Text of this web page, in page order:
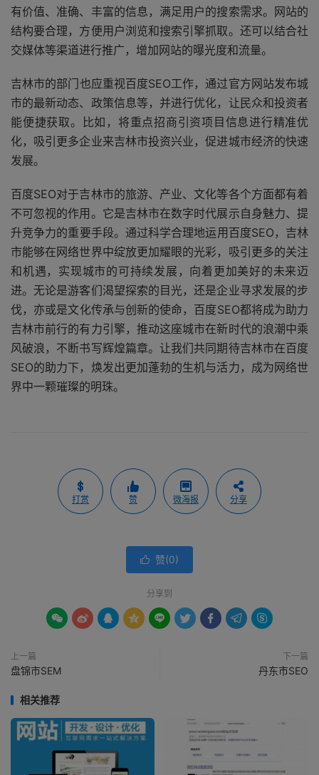
有价值、准确、丰富的信息，满足用户的搜索需求。网站的
结构要合理，方便用户浏览和搜索引擎抓取。还可以结合社
交媒体等渠道进行推广，增加网站的曝光度和流量。
吉林市的部门也应重视百度SEO工作，通过官方网站发布城
市的最新动态、政策信息等，并进行优化，让民众和投资者
能便捷获取。比如，将重点招商引资项目信息进行精准优
化，吸引更多企业来吉林市投资兴业，促进城市经济的快速
发展。
百度SEO对于吉林市的旅游、产业、文化等各个方面都有着
不可忽视的作用。它是吉林市在数字时代展示自身魅力、提
升竞争力的重要手段。通过科学合理地运用百度SEO，吉林
市能够在网络世界中绽放更加耀眼的光彩，吸引更多的关注
和机遇，实现城市的可持续发展，向着更加美好的未来迈
进。无论是游客们渴望探索的目光，还是企业寻求发展的步
伐，亦或是文化传承与创新的使命，百度SEO都将成为助力
吉林市前行的有力引擎，推动这座城市在新时代的浪潮中乘
风破浪，不断书写辉煌篇章。让我们共同期待吉林市在百度
SEO的助力下，焕发出更加蓬勃的生机与活力，成为网络世
界中一颗璀璨的明珠。
打赏 赞 微海报 分享
 赞(0)
分享到
        
上一篇
盘锦市SEM
下一篇
丹东市SEO
相关推荐